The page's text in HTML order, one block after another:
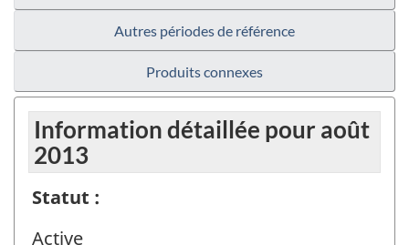
Autres périodes de référence
Produits connexes
Information détaillée pour août
2013
Statut :
Active